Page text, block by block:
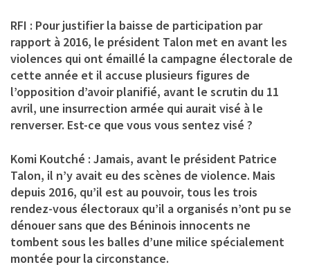
RFI : Pour justifier la baisse de participation par
rapport à 2016, le président Talon met en avant les
violences qui ont émaillé la campagne électorale de
cette année et il accuse plusieurs figures de
l’opposition d’avoir planifié, avant le scrutin du 11
avril, une insurrection armée qui aurait visé à le
renverser. Est-ce que vous vous sentez visé ?
Komi Koutché : Jamais, avant le président Patrice
Talon, il n’y avait eu des scènes de violence. Mais
depuis 2016, qu’il est au pouvoir, tous les trois
rendez-vous électoraux qu’il a organisés n’ont pu se
dénouer sans que des Béninois innocents ne
tombent sous les balles d’une milice spécialement
montée pour la circonstance.